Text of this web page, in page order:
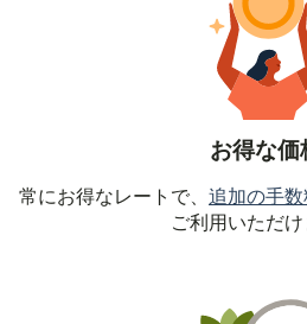
お得な価
常にお得なレートで、 追加の手
ご利用いただけ